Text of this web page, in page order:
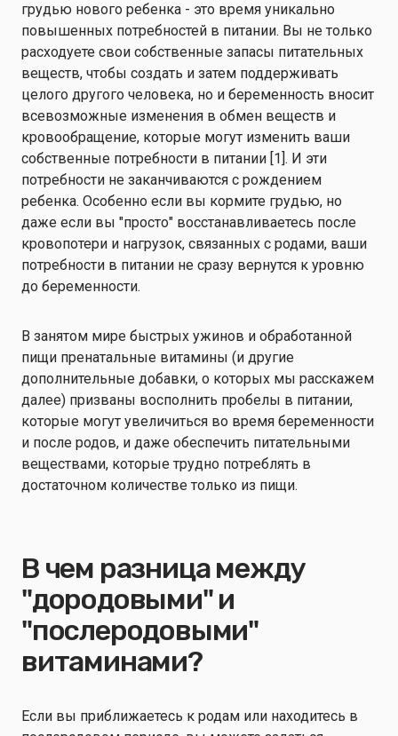
грудью нового ребенка - это время уникально
повышенных потребностей в питании. Вы не только
расходуете свои собственные запасы питательных
веществ, чтобы создать и затем поддерживать
целого другого человека, но и беременность вносит
всевозможные изменения в обмен веществ и
кровообращение, которые могут изменить ваши
собственные потребности в питании [1]. И эти
потребности не заканчиваются с рождением
ребенка. Особенно если вы кормите грудью, но
даже если вы "просто" восстанавливаетесь после
кровопотери и нагрузок, связанных с родами, ваши
потребности в питании не сразу вернутся к уровню
до беременности.
В занятом мире быстрых ужинов и обработанной
пищи пренатальные витамины (и другие
дополнительные добавки, о которых мы расскажем
далее) призваны восполнить пробелы в питании,
которые могут увеличиться во время беременности
и после родов, и даже обеспечить питательными
веществами, которые трудно потреблять в
достаточном количестве только из пищи.
В чем разница между
"дородовыми" и
"послеродовыми"
витаминами?
Если вы приближаетесь к родам или находитесь в